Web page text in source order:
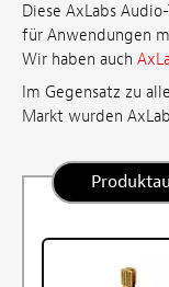
Diese AxLabs
für Anwendungen
Wir haben auch
Im Gegensatz zu
Markt wurden